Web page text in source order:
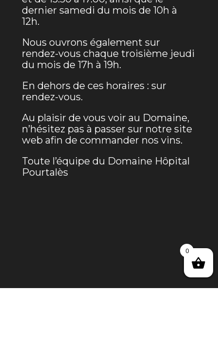
dernier samedi du mois de 10h à
12h.
Nous ouvrons également sur
rendez-vous chaque troisième jeudi
du mois de 17h à 19h.
En dehors de ces horaires : sur
rendez-vous.
Au plaisir de vous voir au Domaine,
n’hésitez pas à passer sur notre site
web afin de commander nos vins.
Toute l’équipe du Domaine Hôpital
Pourtalès
0